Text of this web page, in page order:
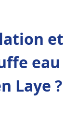
et
eau
Laye ?